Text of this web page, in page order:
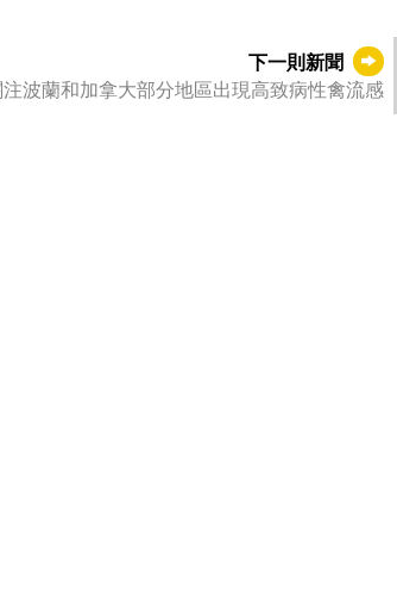
下一則新聞
波蘭和加拿大部分地區出現高致病性禽流感